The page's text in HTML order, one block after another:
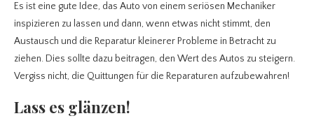
Es ist eine gute Idee, das Auto von einem seriösen Mechaniker
inspizieren zu lassen und dann, wenn etwas nicht stimmt, den
Austausch und die Reparatur kleinerer Probleme in Betracht zu
ziehen. Dies sollte dazu beitragen, den Wert des Autos zu steigern.
Vergiss nicht, die Quittungen für die Reparaturen aufzubewahren!
Lass es glänzen!